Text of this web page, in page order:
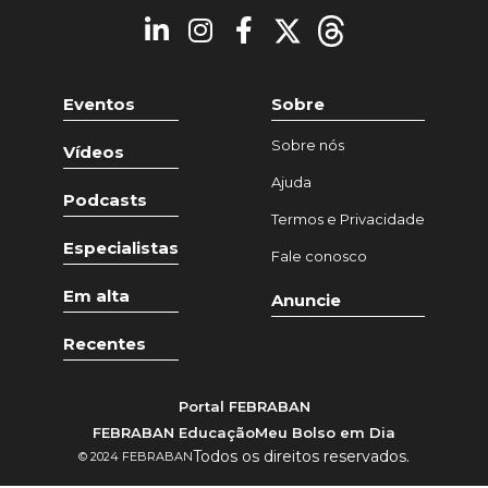
Eventos
Vídeos
Podcasts
Especialistas
Em alta
Recentes
Sobre
Sobre nós
Ajuda
Termos e Privacidade
Fale conosco
Anuncie
Portal FEBRABAN
FEBRABAN EducaçãoMeu Bolso em Dia
© 2024 FEBRABANTodos os direitos reservados.